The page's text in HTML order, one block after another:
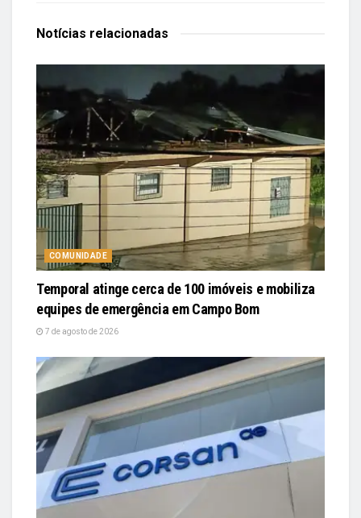
Notícias relacionadas
COMUNIDADE
Temporal atinge cerca de 100 imóveis e mobiliza
equipes de emergência em Campo Bom
7 de agosto de 2026